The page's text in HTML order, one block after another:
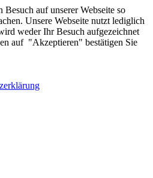
auf unserer Webseite so
Unsere Webseite nutzt lediglich
weder Ihr Besuch aufgezeichnet
auf "Akzeptieren" bestätigen Sie